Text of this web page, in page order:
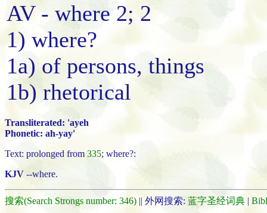
AV - where 2; 2
1) where?
1a) of persons, things
1b) rhetorical
Transliterated: 'ayeh
Phonetic: ah-yay'
Text: prolonged from 335; where?:
KJV --where.
搜索(Search Strongs number: 346) || 外网搜索: 蓝字圣经词典 |